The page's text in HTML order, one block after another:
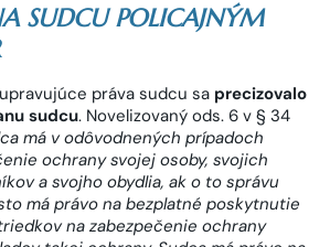
SUDCU POLICAJNÝM
práva sudcu sa precizovalo
sudcu. Novelizovaný ods. 6 v § 34
má v odôvodnených prípadoch
ochrany svojej osoby, svojich
a svojho obydlia, ak o to správu
má právo na bezplatné poskytnutie
na zabezpečenie ochrany